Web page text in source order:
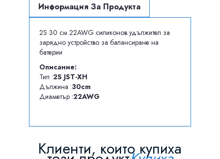
Информация За Продукта
2S 30 см 22AWG силиконов удължител за
зарядно устройство за балансиране на
батерии
Описание:
Тип :2S JST-XH
Дължина :30cm
Диаметър :22AWG
Клиенти, които купиха